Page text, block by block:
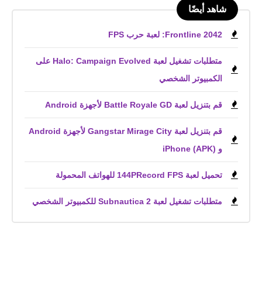
شاهد أيضًا
Frontline 2042: لعبة حرب FPS
متطلبات تشغيل لعبة Halo: Campaign Evolved على
الكمبيوتر الشخصي
قم بتنزيل لعبة Battle Royale GD لأجهزة Android
قم بتنزيل لعبة Gangstar Mirage City لأجهزة Android
و iPhone (APK)
تحميل لعبة 144PRecord FPS للهواتف المحمولة
متطلبات تشغيل لعبة Subnautica 2 للكمبيوتر الشخصي